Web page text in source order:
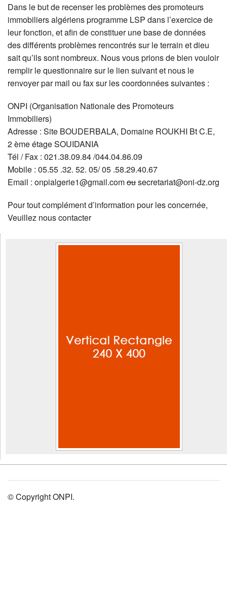
Dans le but de recenser les problèmes des promoteurs
immobiliers algériens programme LSP dans l’exercice de
leur fonction, et afin de constituer une base de données
des différents problèmes rencontrés sur le terrain et dieu
sait qu’ils sont nombreux. Nous vous prions de bien vouloir
remplir le questionnaire sur le lien suivant et nous le
renvoyer par mail ou fax sur les coordonnées suivantes :
ONPI (Organisation Nationale des Promoteurs
Immobiliers)
Adresse : Site BOUDERBALA, Domaine ROUKHI Bt C.E,
2 ème étageSOUIDANIA
Tél / Fax : 021.38.09.84 /044.04.86.09
Mobile : 05.55 .32. 52. 05/ 05 .58.29.40.67
Email : onpialgerie1@gmail.comousecretariat@oni-dz.org
Pour tout complément d’information pour les concernée,
Veuillez nous contacter
© Copyright ONPI.